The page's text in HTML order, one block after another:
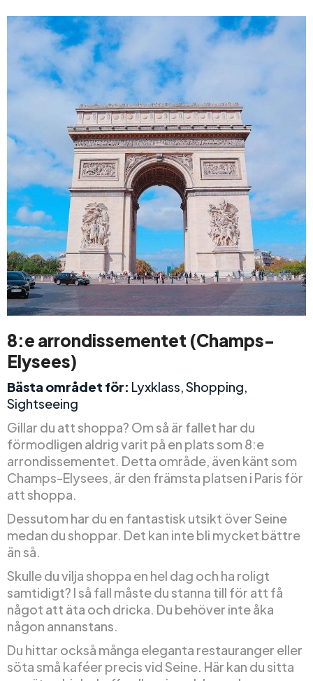
8:e arrondissementet (Champs-
Elysees)
Bästa området för: Lyxklass, Shopping,
Sightseeing
Gillar du att shoppa? Om så är fallet har du
förmodligen aldrig varit på en plats som 8:e
arrondissementet. Detta område, även känt som
Champs-Elysees, är den främsta platsen i Paris för
att shoppa.
Dessutom har du en fantastisk utsikt över Seine
medan du shoppar. Det kan inte bli mycket bättre
än så.
Skulle du vilja shoppa en hel dag och ha roligt
samtidigt? I så fall måste du stanna till för att få
något att äta och dricka. Du behöver inte åka
någon annanstans.
Du hittar också många eleganta restauranger eller
söta små kaféer precis vid Seine. Här kan du sitta